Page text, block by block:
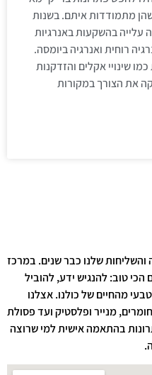
מתמודדות איתם. בשנות
עלייה בהשקעות באנרגיות
רוחית ואנרגיה ביומסה.
שינויי אקלים והזדקנות
את הצורך במקורות
והשליחות שלנו כבר שנים. במרכז
טוב: להנגיש ידע, להוביל
מהחיים של כולנו. אצלנו
מנייר ופלסטיק ועד פסולת
בהתאמה אישית למי שרוצה